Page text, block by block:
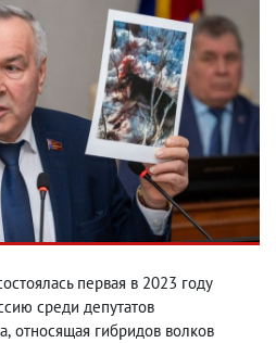
первая в 2023 году
среди депутатов
, относящая гибридов волков